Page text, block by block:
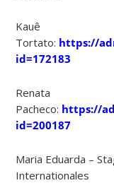
Kauê
Tortato: https://
id=172183
Renata
Pacheco: https://
id=200187
Maria Eduarda –
Internationales